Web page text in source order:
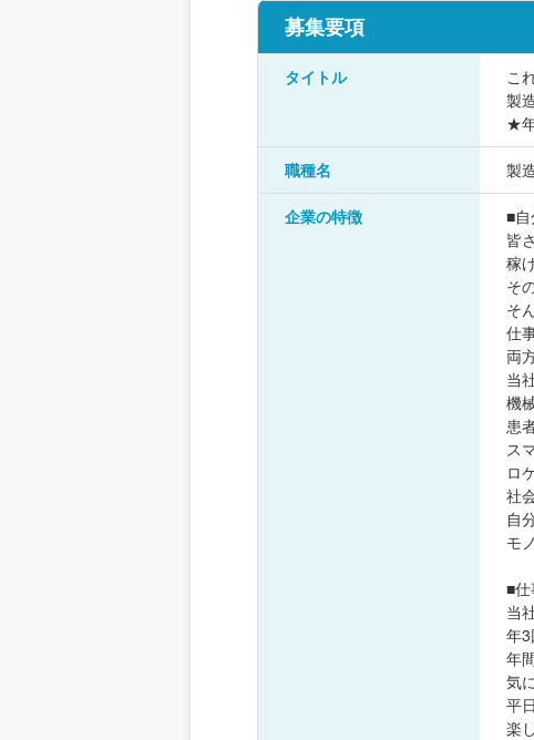
募集要項
タイトル
こ
製
★
職種名 製
企業の特徴
■
皆
稼
そ
そ
仕
両
当
機
患
ス
ロ
社
自
モ
■
当
年
年
気
平
楽